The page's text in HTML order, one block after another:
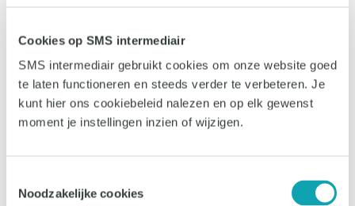
Cookies op SMS intermediair
SMS intermediair gebruikt cookies om onze website goed
te laten functioneren en steeds verder te verbeteren. Je
kunt hier ons cookiebeleid nalezen en op elk gewenst
moment je instellingen inzien of wijzigen.
Noodzakelijke cookies
nieuwsbrief met sollicitatie- en carrièretips
Solliciteer